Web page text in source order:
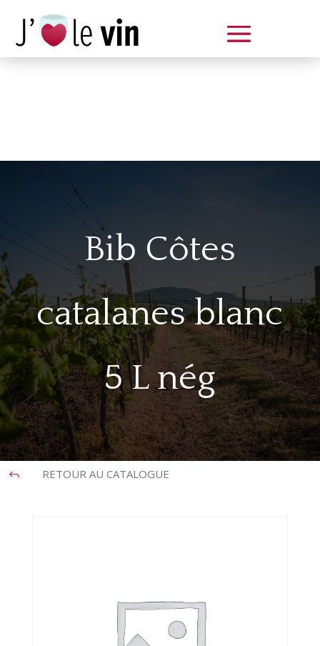
Bib Côtes
catalanes blanc
5 L nég
J RETOUR AU CATALOGUE